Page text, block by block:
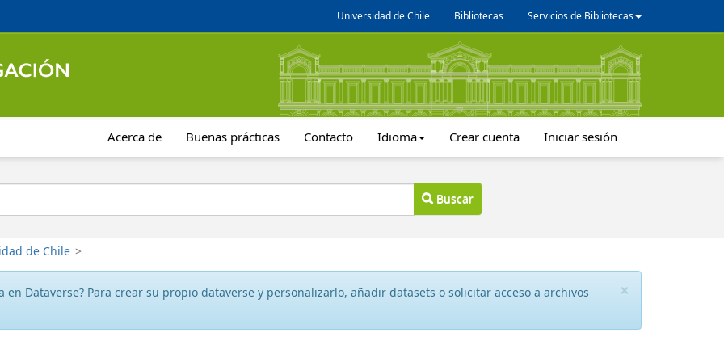
Universidad de Chile Bibliotecas Servicios de Bibliotecas
Acerca de Buenas prácticas Contacto Idioma Crear cuenta Iniciar sesión
Buscar
de Chile >
×
en Dataverse? Para crear su propio dataverse y personalizarlo, añadir datasets o solicitar acceso a archivos